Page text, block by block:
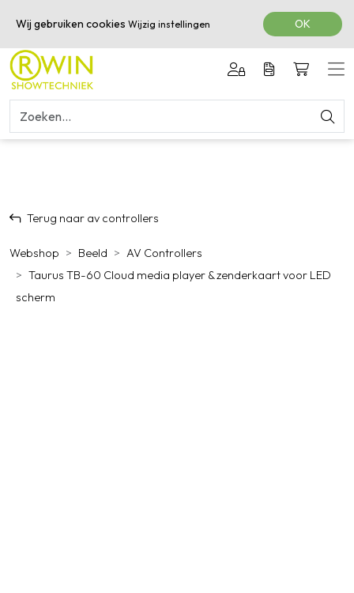
050-3601616
Terug naar av controllers
Webshop Beeld
AV Controllers
Taurus TB-60 Cloud media player & zenderkaart voor LED
scherm
Wij gebruiken cookies Wijzig instellingen OK